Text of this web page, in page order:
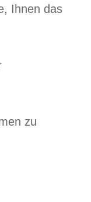
Ihnen das
zu